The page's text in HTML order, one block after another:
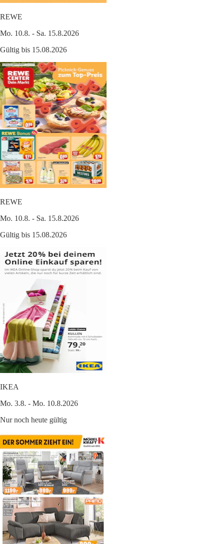
REWE
Mo. 10.8. - Sa. 15.8.2026
Gültig bis 15.08.2026
REWE
Mo. 10.8. - Sa. 15.8.2026
Gültig bis 15.08.2026
IKEA
Mo. 3.8. - Mo. 10.8.2026
Nur noch heute gültig